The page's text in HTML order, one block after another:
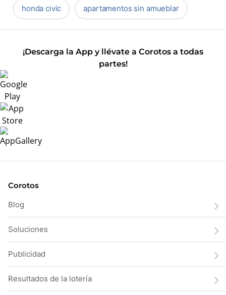
honda civic apartamentos sin amueblar
¡Descarga la App y llévate a Corotos a todas
partes!
Corotos
Blog
Soluciones
Publicidad
Resultados de la lotería